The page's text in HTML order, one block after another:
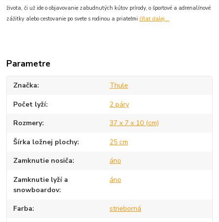
života, či už ide o objavovanie zabudnutých kútov prírody, o športové a adrenalínové
zážitky alebo cestovanie po svete s rodinou a priateľmičítať ďalej...
Parametre
Značka Thule
Počet lyží 2 páry
Rozmery 37 x 7 x 10 (cm)
Šírka ložnej plochy 25 cm
Zamknutie nosiča áno
Zamknutie lyží a
snowboardov
áno
Farba strieborná